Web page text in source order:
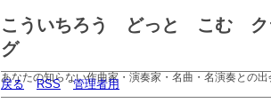
こういちろう どっと こむ ク
グ
あなたの知らない作曲家・演奏家・名曲・名演奏との出
戻る RSS 管理者用